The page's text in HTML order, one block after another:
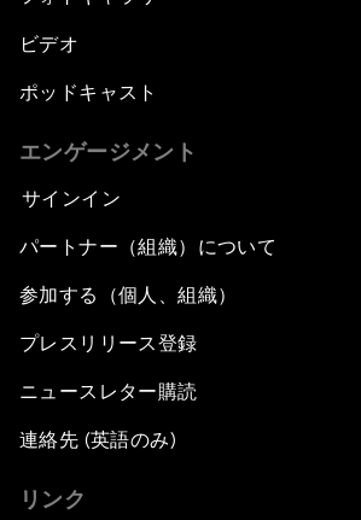
ビデオ
ポッドキャスト
エンゲージメント
サインイン
パートナー（組織）について
参加する（個人、組織）
プレスリリース登録
ニュースレター購読
連絡先 (英語のみ)
リンク